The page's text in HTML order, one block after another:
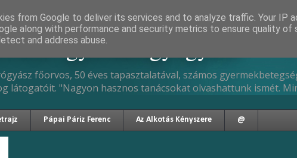
gyermekgyógyász
főorvos, 50 éves tapasztalatával, számos
látogatóit. "Nagyon hasznos tanácsokat olvashattunk ismét.
Pápai Páriz Ferenc Az Alkotás Kényszere @
from Google to deliver its services and to analyze traffic. Your IP
along with performance and security metrics to ensure quality of
and address abuse.